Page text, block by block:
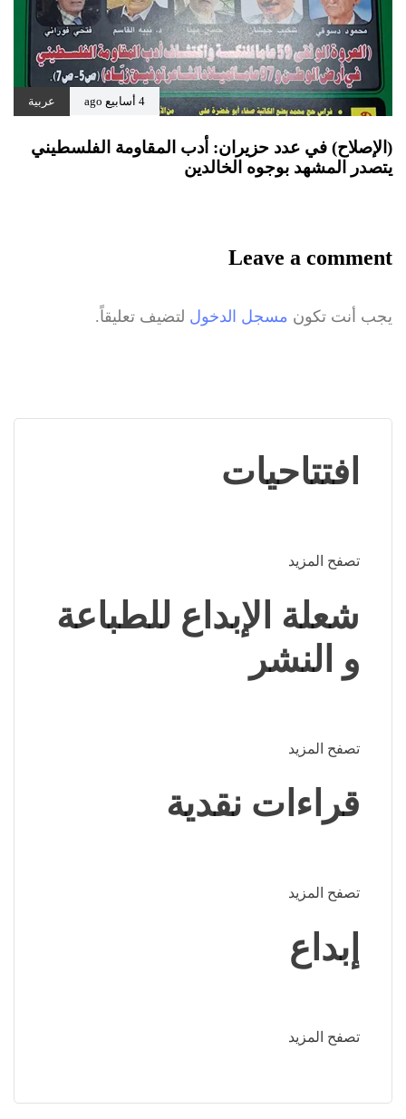
4 أسابيع ago عربية
(الإصلاح) في عدد حزيران: أدب المقاومة الفلسطيني
يتصدر المشهد بوجوه الخالدين
Leave a comment
يجب أنت تكون مسجل الدخول لتضيف تعليقاً.
افتتاحيات
تصفح المزيد
شعلة الإبداع للطباعة
و النشر
تصفح المزيد
قراءات نقدية
تصفح المزيد
إبداع
تصفح المزيد